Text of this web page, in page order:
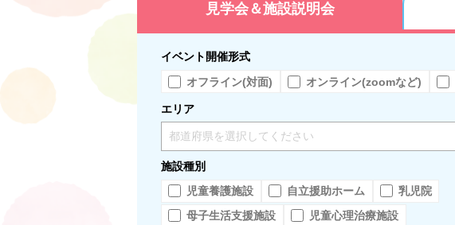
見学会＆施設説明会
イベント開催形式
オフライン(対面)
オンライン(zoomなど)
エリア
都道府県を選択してください
施設種別
児童養護施設
自立援助ホーム
乳児院
母子生活支援施設
児童心理治療施設